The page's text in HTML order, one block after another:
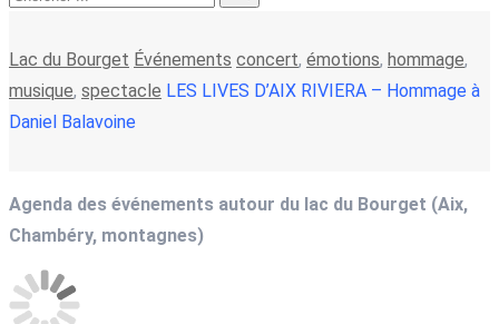
Lac du Bourget Événements concert, émotions, hommage,
musique, spectacle LES LIVES D’AIX RIVIERA – Hommage à
Daniel Balavoine
Agenda des événements autour du lac du Bourget (Aix,
Chambéry, montagnes)